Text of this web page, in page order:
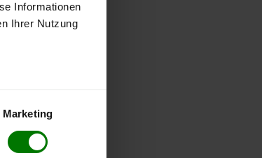
Informationen
Ihrer Nutzung
Marketing